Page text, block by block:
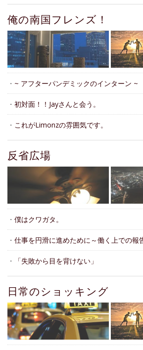
俺の南国フレンズ！
・ ~ アフターパンデミックのインターン ~
・ 初対面！！Jayさんと会う。
・ これがLimonzの雰囲気です。
反省広場
・ 僕はクワガタ。
・ 仕事を円滑に進めために～働く上での報
・ 「失敗から目を背けない」
日常のショッキング